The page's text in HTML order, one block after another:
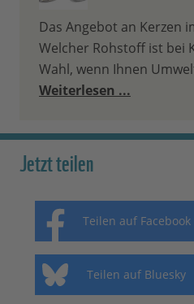
Das Angebot an Kerzen
Welcher Rohstoff ist bei
Wahl, wenn Ihnen
Weiterlesen ...
Jetzt teilen
Teilen auf Facebook
Teilen auf Bluesky